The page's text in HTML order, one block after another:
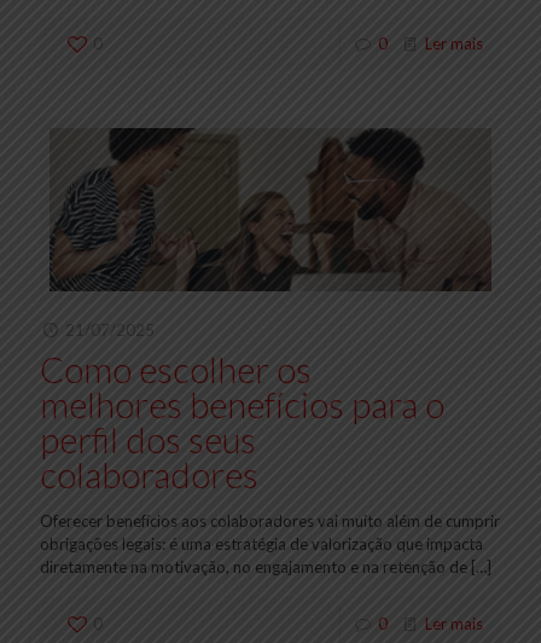
0 0 Ler mais
21/07/2025
Como escolher os
melhores benefícios para o
perfil dos seus
colaboradores
Oferecer benefícios aos colaboradores vai muito além de cumprir
obrigações legais: é uma estratégia de valorização que impacta
diretamente na motivação, no engajamento e na retenção de […]
0 0 Ler mais